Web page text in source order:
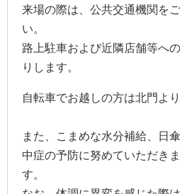
来場の際は、公共交通機関を
い。
路上駐車および近隣店舗等へ
りします。
自転車でお越しの方は北門よ
また、こまめな水分補給、日
中症の予防に努めていただき
す。